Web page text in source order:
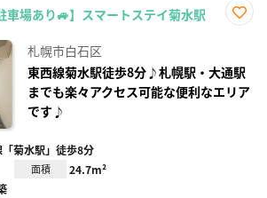
場あり🚙】スマートステイ菊水駅
録
札幌市白石区
東西線菊水駅徒歩8分♪札幌駅・大通駅
までも楽々アクセス可能な便利なエリア
です♪
菊水駅」徒歩8分
面積 24.7m²